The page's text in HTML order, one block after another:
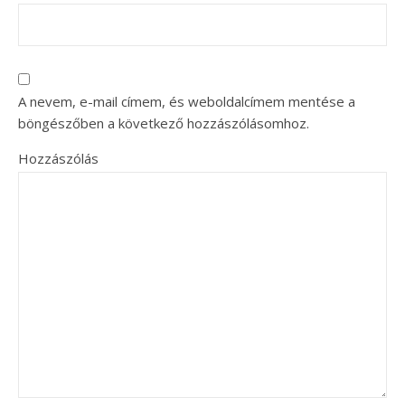
A nevem, e-mail címem, és weboldalcímem mentése a
böngészőben a következő hozzászólásomhoz.
Hozzászólás